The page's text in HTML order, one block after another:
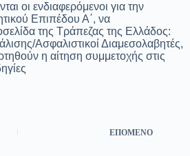
οι ενδιαφερόμενοι για την
Επιπέδου Α΄, να
της Τράπεζας της Ελλάδος:
Ασφαλιστικοί Διαμεσολαβητές,
η αίτηση συμμετοχής στις
ΕΠΌΜΕΝΟ